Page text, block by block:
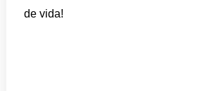
de vida!